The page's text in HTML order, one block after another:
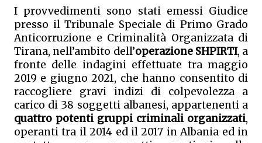
I provvedimenti sono stati emessi Giudice
presso il Tribunale Speciale di Primo Grado
Anticorruzione e Criminalità Organizzata di
Tirana, nell’ambito dell’operazione SHPIRTI, a
fronte delle indagini effettuate tra maggio
2019 e giugno 2021, che hanno consentito di
raccogliere gravi indizi di colpevolezza a
quattro potenti gruppi criminali organizzati,
operanti tra il 2014 ed il 2017 in Albania ed in